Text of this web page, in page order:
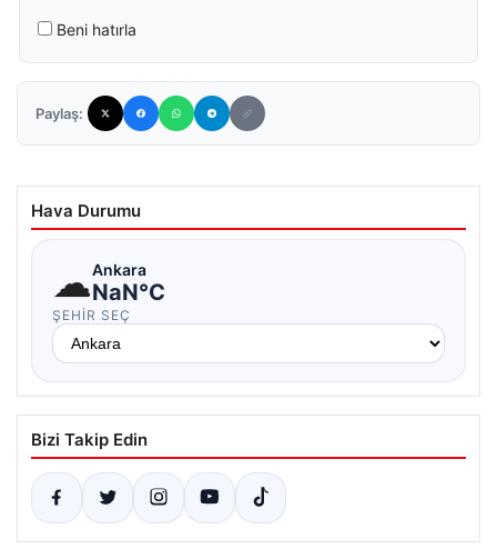
Beni hatırla
Paylaş:
Hava Durumu
☁Ankara
NaN°C
ŞEHIR SEÇ
Bizi Takip Edin